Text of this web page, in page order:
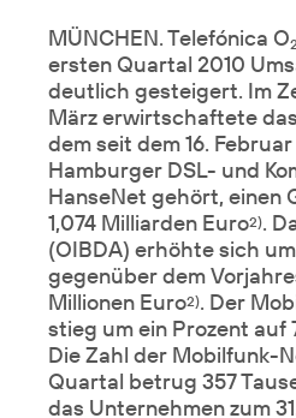
MÜNCHEN. Telefónica O2
ersten Quartal 2010
deutlich gesteigert. Im
März erwirtschaftete
dem seit dem 16.
Hamburger DSL- und
HanseNet gehört, einen
1,074 Milliarden Euro2).
(OIBDA) erhöhte sich
gegenüber dem
Millionen Euro2). Der
stieg um ein Prozent auf
Die Zahl der Mobilfunk-
Quartal betrug 357
das Unternehmen zum